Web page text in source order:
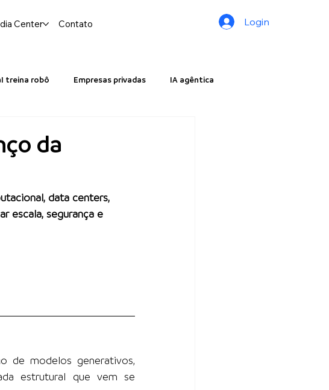
Login
Center Contato
treina robô Empresas privadas IA agêntica
da
data centers,
escala, segurança e
de modelos generativos,
estrutural que vem se